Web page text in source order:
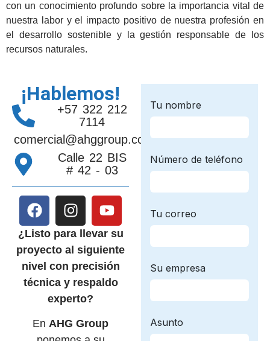
con un conocimiento profundo sobre la importancia vital de
nuestra labor y el impacto positivo de nuestra profesión en
el desarrollo sostenible y la gestión responsable de los
recursos naturales.
¡Hablemos!
+57 322 212
7114
comercial@ahggroup.com.co
Calle 22 BIS
# 42 - 03
¿Listo para llevar su
proyecto al siguiente
nivel con precisión
técnica y respaldo
experto?
En AHG Group